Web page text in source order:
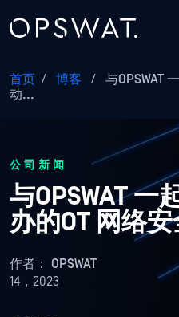
首页 / 博客 /
与OPSWAT
动...
公司新闻
与OPSWAT 一
办的OT 网络
作者： OPSWAT
14，2023